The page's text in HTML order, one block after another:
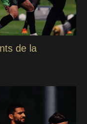
de la